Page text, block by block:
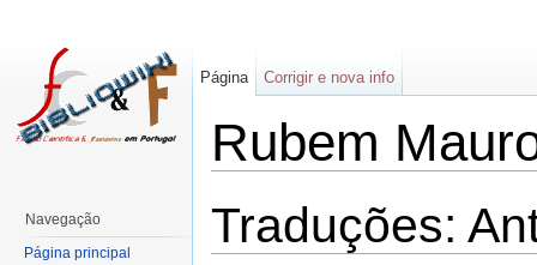
Rubem
Traduções:
Página Corrigir e nova info
Navegação
Página principal